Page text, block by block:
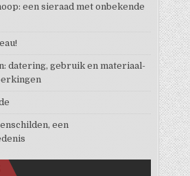
een sieraad met onbekende
datering, gebruik en materiaal-
een